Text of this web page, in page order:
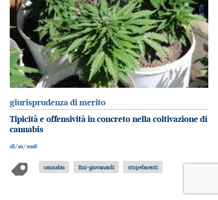
giurisprudenza di merito
Tipicità e offensività in concreto nella coltivazione di
cannabis
18/10/2016
cannabis fini-giovanardi stupefacenti